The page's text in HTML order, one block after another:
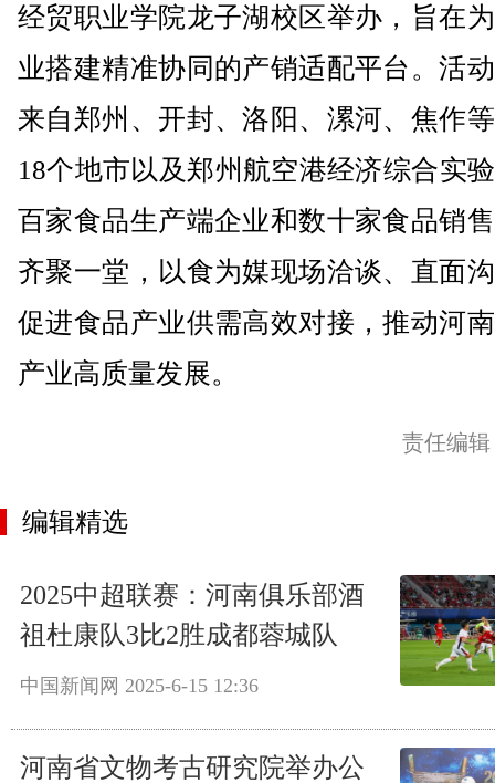
经贸职业学院龙子湖校区举办，旨在
业搭建精准协同的产销适配平台。活
来自郑州、开封、洛阳、漯河、焦作
18个地市以及郑州航空港经济综合实
百家食品生产端企业和数十家食品销
齐聚一堂，以食为媒现场洽谈、直面
促进食品产业供需高效对接，推动河
产业高质量发展。
责任编
编辑精选
2025中超联赛：河南俱乐部酒
祖杜康队3比2胜成都蓉城队
中国新闻网 2025-6-15 12:36
河南省文物考古研究院举办公